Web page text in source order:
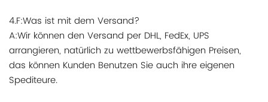
4.F:Was ist mit dem Versand?
A:Wir können den Versand per DHL, FedEx, UPS
arrangieren, natürlich zu wettbewerbsfähigen Preisen,
das können Kunden Benutzen Sie auch ihre eigenen
Spediteure.